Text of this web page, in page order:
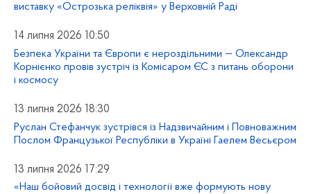
виставку «Острозька реліквія» у Верховній Раді
14 липня 2026 10:50
Безпека України та Європи є нероздільними — Олександр
Корнієнко провів зустріч із Комісаром ЄС з питань оборони
і космосу
13 липня 2026 18:30
Руслан Стефанчук зустрівся із Надзвичайним і Повноважним
Послом Французької Республіки в Україні Гаелем Весьєром
13 липня 2026 17:29
«Наш бойовий досвід і технології вже формують нову